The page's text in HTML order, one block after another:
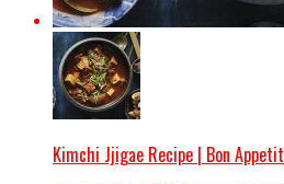
Kimchi Jjigae Recipe | Bon Appetit